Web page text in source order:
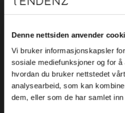
Denne nettsiden anvender
Vi bruker informasjonskapsler
sosiale mediefunksjoner og for
hvordan du bruker nettstedet
analysearbeid, som kan
dem, eller som de har samlet
Kjøpsvilkår
Personvern
Holtegata 26, 0355 Oslo
Telefon: +47 22 92 50 00
E-post: kundeservice@tendenz.net
Nyttige lenker